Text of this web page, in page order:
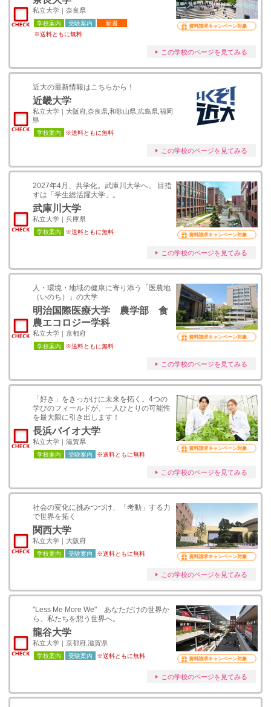
私立大学｜奈良県
学校案内 受験案内
願書
※送料ともに無料
資料請求キャンペーン対象
この学校のページを見てみる
近大の最新情報はこちらから！
近畿大学
私立大学｜大阪府,奈良県,和歌山県,広島県,福岡
県
学校案内 ※送料ともに無料
この学校のページを見てみる
2027年4月、共学化。武庫川大学へ。 目指
すは「学生総活躍大学」。
武庫川大学
私立大学｜兵庫県
学校案内 ※送料ともに無料 資料請求キャンペーン対象
この学校のページを見てみる
人・環境・地域の健康に寄り添う「医農地
（いのち）」の大学
明治国際医療大学 農学部 食
農エコロジー学科
私立大学｜京都府
学校案内 ※送料ともに無料
資料請求キャンペーン対象
この学校のページを見てみる
「好き」をきっかけに未来を拓く。4つの
学びのフィールドが、一人ひとりの可能性
を最大限に引き出します！
長浜バイオ大学
私立大学｜滋賀県
学校案内 受験案内 ※送料ともに無料
資料請求キャンペーン対象
この学校のページを見てみる
社会の変化に挑みつづけ、「考動」する力
で世界を拓く
関西大学
私立大学｜大阪府
学校案内 受験案内 ※送料ともに無料 資料請求キャンペーン対象
この学校のページを見てみる
"Less Me More We" あなただけの世界か
ら、私たちを想う世界へ。
龍谷大学
私立大学｜京都府,滋賀県
学校案内 受験案内 ※送料ともに無料 資料請求キャンペーン対象
この学校のページを見てみる